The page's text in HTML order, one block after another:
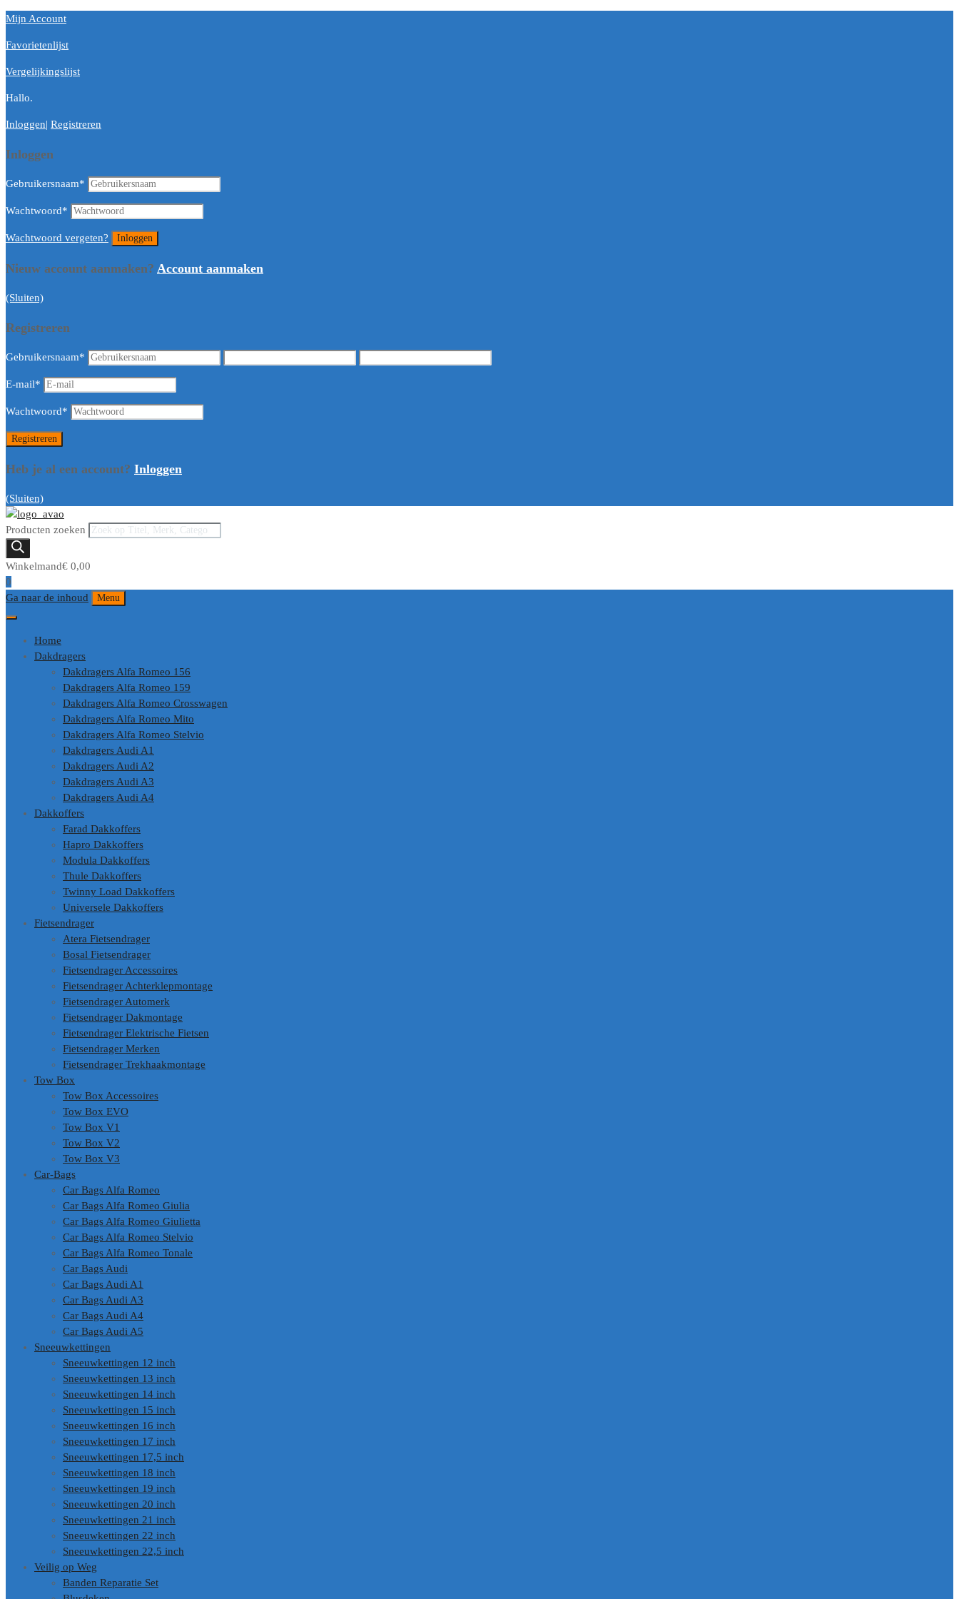
Mijn Account
Favorietenlijst
Vergelijkingslijst
Hallo.
Inloggen| Registreren
Inloggen
Gebruikersnaam*
Wachtwoord*
Wachtwoord vergeten?
Nieuw account aanmaken? Account aanmaken
(Sluiten)
Registreren
Gebruikersnaam*
E-mail*
Wachtwoord*
Heb je al een account? Inloggen
(Sluiten)
Producten zoeken
Winkelmand€ 0,00
0
Ga naar de inhoud
Menu
Home
Dakdragers
Dakdragers Alfa Romeo 156
Dakdragers Alfa Romeo 159
Dakdragers Alfa Romeo Crosswagen
Dakdragers Alfa Romeo Mito
Dakdragers Alfa Romeo Stelvio
Dakdragers Audi A1
Dakdragers Audi A2
Dakdragers Audi A3
Dakdragers Audi A4
Dakkoffers
Farad Dakkoffers
Hapro Dakkoffers
Modula Dakkoffers
Thule Dakkoffers
Twinny Load Dakkoffers
Universele Dakkoffers
Fietsendrager
Atera Fietsendrager
Bosal Fietsendrager
Fietsendrager Accessoires
Fietsendrager Achterklepmontage
Fietsendrager Automerk
Fietsendrager Dakmontage
Fietsendrager Elektrische Fietsen
Fietsendrager Merken
Fietsendrager Trekhaakmontage
Tow Box
Tow Box Accessoires
Tow Box EVO
Tow Box V1
Tow Box V2
Tow Box V3
Car-Bags
Car Bags Alfa Romeo
Car Bags Alfa Romeo Giulia
Car Bags Alfa Romeo Giulietta
Car Bags Alfa Romeo Stelvio
Car Bags Alfa Romeo Tonale
Car Bags Audi
Car Bags Audi A1
Car Bags Audi A3
Car Bags Audi A4
Car Bags Audi A5
Sneeuwkettingen
Sneeuwkettingen 12 inch
Sneeuwkettingen 13 inch
Sneeuwkettingen 14 inch
Sneeuwkettingen 15 inch
Sneeuwkettingen 16 inch
Sneeuwkettingen 17 inch
Sneeuwkettingen 17,5 inch
Sneeuwkettingen 18 inch
Sneeuwkettingen 19 inch
Sneeuwkettingen 20 inch
Sneeuwkettingen 21 inch
Sneeuwkettingen 22 inch
Sneeuwkettingen 22,5 inch
Veilig op Weg
Banden Reparatie Set